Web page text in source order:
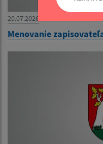
20.07.2026
Menovanie